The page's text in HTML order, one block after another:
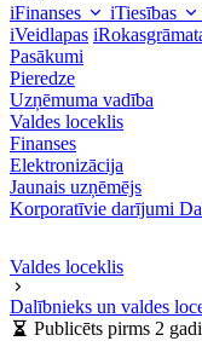
iFinanses iTiesības
iVeidlapas
Pasākumi
Pieredze
Uzņēmuma vadība
Valdes loceklis
Finanses
Elektronizācija
Jaunais uzņēmējs
Korporatīvie darījumi
Valdes loceklis
Dalībnieks un valdes
Publicēts pirms 2